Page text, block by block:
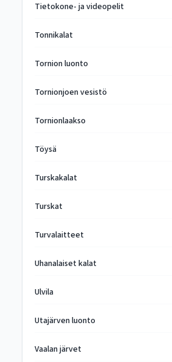
Tietokone- ja videopelit
Tonnikalat
Tornion luonto
Tornionjoen vesistö
Tornionlaakso
Töysä
Turskakalat
Turskat
Turvalaitteet
Uhanalaiset kalat
Ulvila
Utajärven luonto
Vaalan järvet